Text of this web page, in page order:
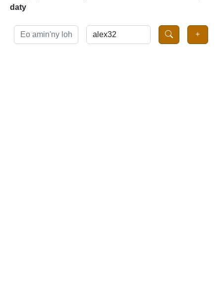
daty